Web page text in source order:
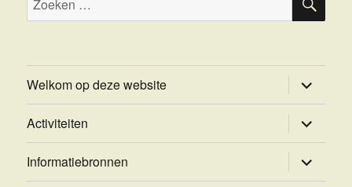
naar:
Welkom op deze website
Activiteiten
Informatiebronnen